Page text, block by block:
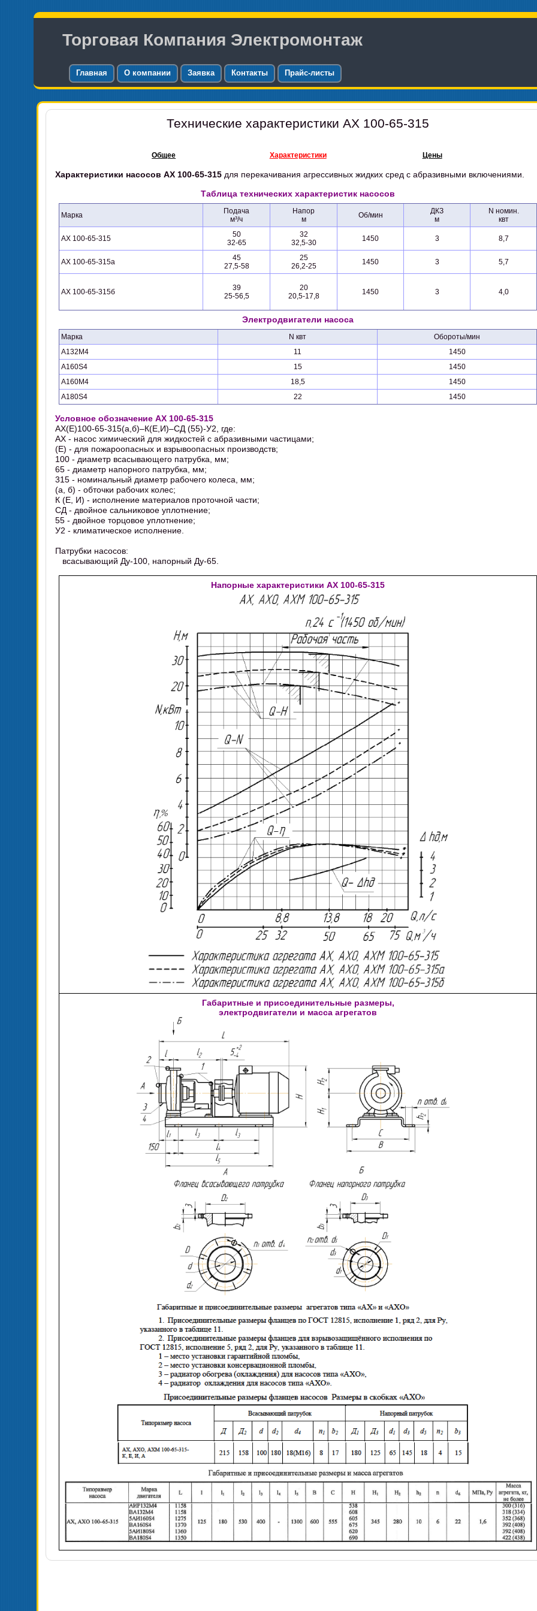
Торговая Компания Электромонтаж
Главная О компании Заявка Контакты Прайс-листы
Технические характеристики АХ 100-65-315
Общее Характеристики Цены
Характеристики насосов АХ 100-65-315 для перекачивания агрессивных жидких сред с абразивными включениями.
Таблица технических характеристик насосов
Марка
Подача
м³/ч
Напор
м
Об/мин
ДКЗ
м
N номин.
квт
АХ 100-65-315
50
32-65
32
32,5-30
1450 3 8,7
АХ 100-65-315а
45
27,5-58
25
26,2-25
1450 3 5,7
АХ 100-65-315б
39
25-56,5
20
20,5-17,8
1450 3 4,0
Электродвигатели насоса
Марка N квт
Обороты/мин
А132М4
11
1450
А160S4
15
1450
А160М4
18,5
1450
А180S4
22 1450
Условное обозначение АХ 100-65-315
АХ(Е)100-65-315(а,б)–К(Е,И)–СД (55)-У2, где:
АХ - насос химический для жидкостей с абразивными частицами;
(Е) - для пожароопасных и взрывоопасных производств;
100 - диаметр всасывающего патрубка, мм;
65 - диаметр напорного патрубка, мм;
315 - номинальный диаметр рабочего колеса, мм;
(а, б) - обточки рабочих колес;
К (Е, И) - исполнение материалов проточной части;
СД - двойное сальниковое уплотнение;
55 - двойное торцовое уплотнение;
У2 - климатическое исполнение.
Патрубки насосов:
всасывающий Ду-100, напорный Ду-65.
Напорные характеристики АХ 100-65-315
Габаритные и присоединительные размеры,
электродвигатели и масса агрегатов